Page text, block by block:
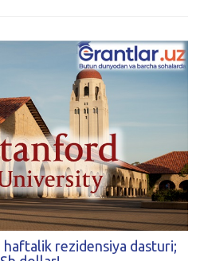
rezidensiya dasturi;